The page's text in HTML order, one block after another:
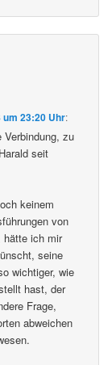
um 23:20 Uhr:
zu
seit
keinem
von
hätte ich mir
seine
wichtiger, wie
hast, der
Frage,
abweichen